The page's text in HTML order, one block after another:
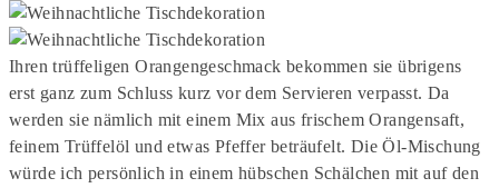
Ihren trüffeligen Orangengeschmack bekommen sie übrigens
erst ganz zum Schluss kurz vor dem Servieren verpasst. Da
werden sie nämlich mit einem Mix aus frischem Orangensaft,
feinem Trüffelöl und etwas Pfeffer beträufelt. Die Öl-Mischung
würde ich persönlich in einem hübschen Schälchen mit auf den